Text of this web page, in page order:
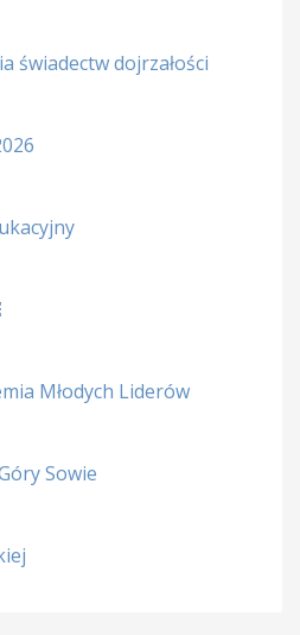
świadectw dojrzałości
Młodych Liderów
Sowie